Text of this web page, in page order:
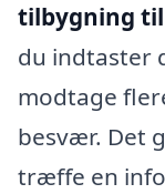
tilbygning til
du indtaster
modtage
besvær. Det
træffe en